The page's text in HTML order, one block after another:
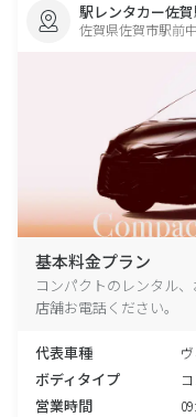
駅レンタカー佐
佐賀県佐賀市駅前
基本料金プラン
コンパクトのレンタル
店舗お電話ください。
代表車種
ボディタイプ
営業時間